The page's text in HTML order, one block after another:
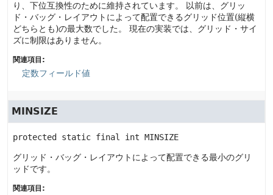
り、下位互換性のために維持されています。
以前は、グリッ
ド・バッグ・レイアウトによって配置できるグリッド位置(縦横
どちらとも)の最大数でした。
現在の実装では、グリッド・サイ
ズに制限はありません。
関連項目:
定数フィールド値
MINSIZE
protected static final int MINSIZE
グリッド・バッグ・レイアウトによって配置できる最小のグリ
ッドです。
関連項目: